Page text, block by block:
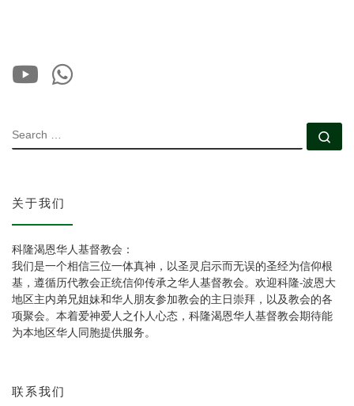
SEARCH
关于我们
科隆渴恩华人基督教会：
我们是一个相信三位一体真神，以圣灵启示而无误的圣经为信仰根
基，遵循历代教会正统信仰传承之华人基督教会。欢迎科隆-波恩大
地区主内弟兄姐妹和华人朋友参加教会的主日崇拜，以及教会的各
项聚会。本着爱神爱人之仆人心态，科隆渴恩华人基督教会期待能
为本地区华人同胞提供服务。
联系我们